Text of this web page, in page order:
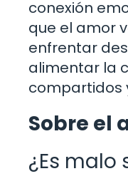
conexión
que el amor
enfrentar
alimentar la
compartidos
Sobre el
¿Es malo